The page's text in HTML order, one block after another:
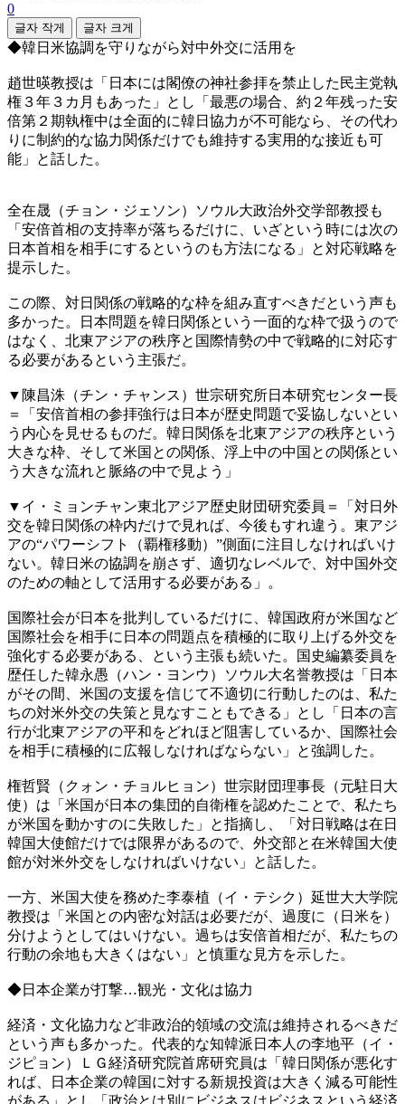
0
글자 작게 글자 크게
◆韓日米協調を守りながら対中外交に活用を
趙世暎教授は「日本には閣僚の神社参拝を禁止した民主党執
権３年３カ月もあった」とし「最悪の場合、約２年残った安
倍第２期執権中は全面的に韓日協力が不可能なら、その代わ
りに制約的な協力関係だけでも維持する実用的な接近も可
能」と話した。
全在晟（チョン・ジェソン）ソウル大政治外交学部教授も
「安倍首相の支持率が落ちるだけに、いざという時には次の
日本首相を相手にするというのも方法になる」と対応戦略を
提示した。
この際、対日関係の戦略的な枠を組み直すべきだという声も
多かった。日本問題を韓日関係という一面的な枠で扱うので
はなく、北東アジアの秩序と国際情勢の中で戦略的に対応す
る必要があるという主張だ。
▼陳昌洙（チン・チャンス）世宗研究所日本研究センター長
＝「安倍首相の参拝強行は日本が歴史問題で妥協しないとい
う内心を見せるものだ。韓日関係を北東アジアの秩序という
大きな枠、そして米国との関係、浮上中の中国との関係とい
う大きな流れと脈絡の中で見よう」
▼イ・ミョンチャン東北アジア歴史財団研究委員＝「対日外
交を韓日関係の枠内だけで見れば、今後もすれ違う。東アジ
アの“パワーシフト（覇権移動）”側面に注目しなければいけ
ない。韓日米の協調を崩さず、適切なレベルで、対中国外交
のための軸として活用する必要がある」。
国際社会が日本を批判しているだけに、韓国政府が米国など
国際社会を相手に日本の問題点を積極的に取り上げる外交を
強化する必要がある、という主張も続いた。国史編纂委員を
歴任した韓永愚（ハン・ヨンウ）ソウル大名誉教授は「日本
がその間、米国の支援を信じて不適切に行動したのは、私た
ちの対米外交の失策と見なすこともできる」とし「日本の言
行が北東アジアの平和をどれほど阻害しているか、国際社会
を相手に積極的に広報しなければならない」と強調した。
権哲賢（クォン・チョルヒョン）世宗財団理事長（元駐日大
使）は「米国が日本の集団的自衛権を認めたことで、私たち
が米国を動かすのに失敗した」と指摘し、「対日戦略は在日
韓国大使館だけでは限界があるので、外交部と在米韓国大使
館が対米外交をしなければいけない」と話した。
一方、米国大使を務めた李泰植（イ・テシク）延世大大学院
教授は「米国との内密な対話は必要だが、過度に（日米を）
分けようとしてはいけない。過ちは安倍首相だが、私たちの
行動の余地も大きくはない」と慎重な見方を示した。
◆日本企業が打撃…観光・文化は協力
経済・文化協力など非政治的領域の交流は維持されるべきだ
という声も多かった。代表的な知韓派日本人の李地平（イ・
ジピョン）ＬＧ経済研究院首席研究員は「韓日関係が悪化す
れば、日本企業の韓国に対する新規投資は大きく減る可能性